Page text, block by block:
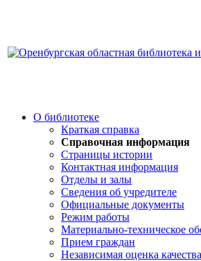
О библиотеке
Краткая справка
Справочная информация
Страницы истории
Контактная информация
Отделы и залы
Сведения об учредителе
Официальные документы
Режим работы
Материально-техническое
Прием граждан
Независимая оценка